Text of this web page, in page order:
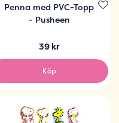
Penna med PVC-Topp
- Pusheen
39 kr
Köp